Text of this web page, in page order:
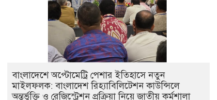
বাংলাদেশে অপ্টোমেট্রি পেশার ইতিহাসে নতুন
মাইলফলক: বাংলাদেশ রিহ্যাবিলিটেশন কাউন্সিলে
অন্তর্ভুক্তি ও রেজিস্ট্রেশন প্রক্রিয়া নিয়ে জাতীয় কর্মশালা